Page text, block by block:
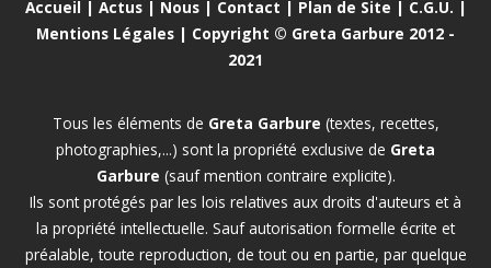
Accueil | Actus| Nous| Contact | Plan de Site | C.G.U. |
Mentions Légales | Copyright © Greta Garbure 2012 -
2021
Tous les éléments de Greta Garbure (textes, recettes,
photographies,...) sont la propriété exclusive de Greta
Garbure (sauf mention contraire explicite).
Ils sont protégés par les lois relatives aux droits d'auteurs et à
la propriété intellectuelle. Sauf autorisation formelle écrite et
préalable, toute reproduction, de tout ou en partie, par quelque